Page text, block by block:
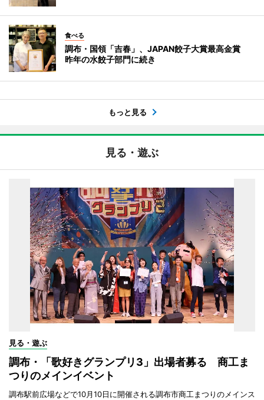
食べる
調布・国領「吉春」、JAPAN餃子大賞最高金賞
昨年の水餃子部門に続き
もっと見る
見る・遊ぶ
見る・遊ぶ
調布・「歌好きグランプリ3」出場者募る 商工ま
つりのメインイベント
調布駅前広場などで10月10日に開催される調布市商工まつりのメインス